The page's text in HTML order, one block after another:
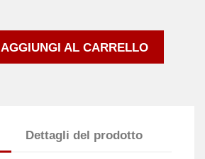
AGGIUNGI AL CARRELLO
Dettagli del prodotto